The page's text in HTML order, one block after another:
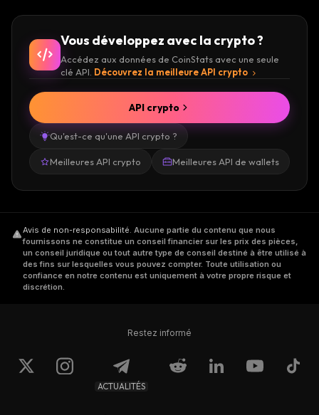
Vous développez avec la crypto ?
Accédez aux données de CoinStats avec une seule
clé API. Découvrez la meilleure API crypto
Qu'est-ce qu'une API crypto ?
Meilleures API crypto Meilleures API de wallets
API crypto
Avis de non-responsabilité. Aucune partie du contenu que nous
fournissons ne constitue un conseil financier sur les prix des pièces,
un conseil juridique ou tout autre type de conseil destiné à être utilisé à
des fins sur lesquelles vous pouvez compter. Toute utilisation ou
confiance en notre contenu est uniquement à votre propre risque et
discrétion.
Restez informé
ACTUALITÉS